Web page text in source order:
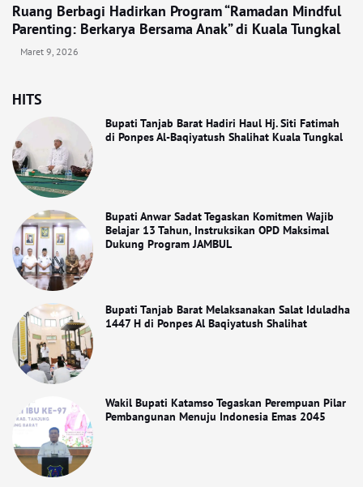
HITS
Bupati Tanjab Barat Hadiri Haul Hj. Siti Fatimah
di Ponpes Al-Baqiyatush Shalihat Kuala Tungkal
Bupati Anwar Sadat Tegaskan Komitmen Wajib
Belajar 13 Tahun, Instruksikan OPD Maksimal
Dukung Program JAMBUL
Bupati Tanjab Barat Melaksanakan Salat Iduladha
1447 H di Ponpes Al Baqiyatush Shalihat
Wakil Bupati Katamso Tegaskan Perempuan Pilar
Pembangunan Menuju Indonesia Emas 2045
Ruang Berbagi Hadirkan Program “Ramadan Mindful
Parenting: Berkarya Bersama Anak” di Kuala Tungkal
Maret 9, 2026